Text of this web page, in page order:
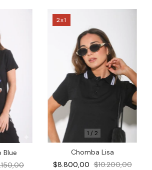
Blue
1 / 2
2x1
Chomba Lisa
$8.800,00 $10.200,00